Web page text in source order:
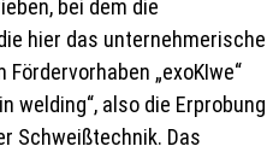
bei dem die
hier das unternehmerische
„exoKIwe“
welding“, also die Erprobung
Schweißtechnik. Das